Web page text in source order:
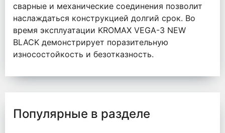
сварные и механические соединения позволит
наслаждаться конструкцией долгий срок. Во
время эксплуатации KROMAX VEGA-3 NEW
BLACK демонстрирует поразительную
износостойкость и безотказность.
Популярные в разделе